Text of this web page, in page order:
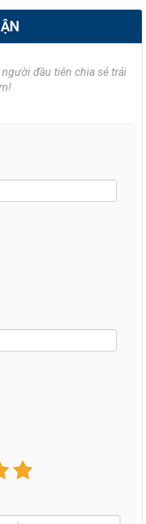
đầu tiên chia sẻ trải